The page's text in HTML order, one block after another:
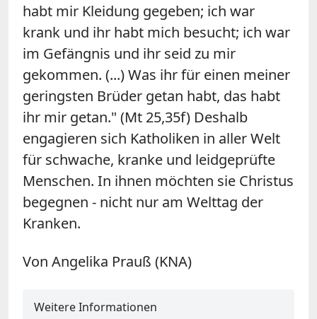
habt mir Kleidung gegeben; ich war
krank und ihr habt mich besucht; ich war
im Gefängnis und ihr seid zu mir
gekommen. (...) Was ihr für einen meiner
geringsten Brüder getan habt, das habt
ihr mir getan." (Mt 25,35f) Deshalb
engagieren sich Katholiken in aller Welt
für schwache, kranke und leidgeprüfte
Menschen. In ihnen möchten sie Christus
begegnen - nicht nur am Welttag der
Kranken.
Von Angelika Prauß (KNA)
Weitere Informationen